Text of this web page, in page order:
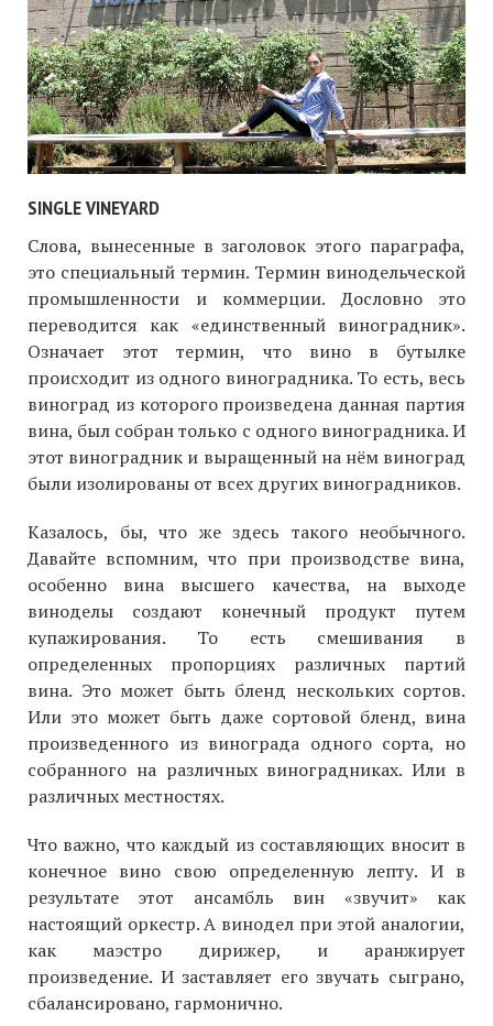
SINGLE VINEYARD
Слова, вынесенные в заголовок этого параграфа,
это специальный термин. Термин винодельческой
промышленности и коммерции. Дословно это
переводится как «единственный виноградник».
Означает этот термин, что вино в бутылке
происходит из одного виноградника. То есть, весь
виноград из которого произведена данная партия
вина, был собран только с одного виноградника. И
этот виноградник и выращенный на нём виноград
были изолированы от всех других виноградников.
Казалось, бы, что же здесь такого необычного.
Давайте вспомним, что при производстве вина,
особенно вина высшего качества, на выходе
виноделы создают конечный продукт путем
купажирования. То есть смешивания в
определенных пропорциях различных партий
вина. Это может быть бленд нескольких сортов.
Или это может быть даже сортовой бленд, вина
произведенного из винограда одного сорта, но
собранного на различных виноградниках. Или в
различных местностях.
Что важно, что каждый из составляющих вносит в
конечное вино свою определенную лепту. И в
результате этот ансамбль вин «звучит» как
настоящий оркестр. А винодел при этой аналогии,
как маэстро дирижер, и аранжирует
произведение. И заставляет его звучать сыграно,
сбалансировано, гармонично.